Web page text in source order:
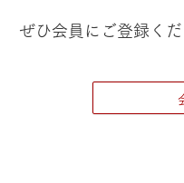
ぜひ会員にご登録くだ